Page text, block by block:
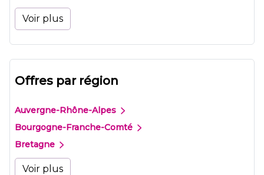
Voir plus
Offres par région
Auvergne-Rhône-Alpes
Bourgogne-Franche-Comté
Bretagne
Voir plus